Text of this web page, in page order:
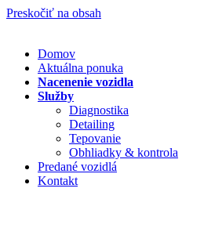
Preskočiť na obsah
Domov
Aktuálna ponuka
Nacenenie vozidla
Služby
Diagnostika
Detailing
Tepovanie
Obhliadky & kontrola
Predané vozidlá
Kontakt